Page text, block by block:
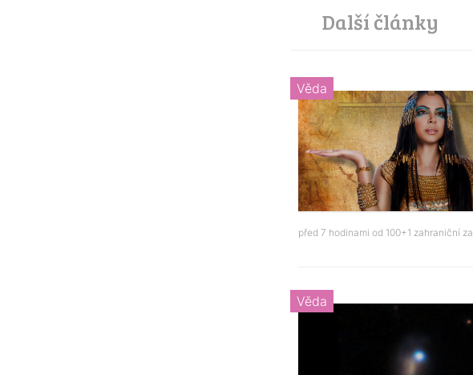
Další články
Věda
před 7 hodinami od 100+1 zahraniční
Věda